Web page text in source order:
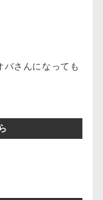
さんになっても